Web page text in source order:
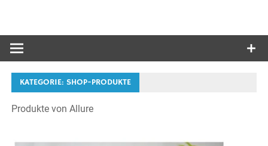
KATEGORIE: SHOP-PRODUKTE
Produkte von Allure